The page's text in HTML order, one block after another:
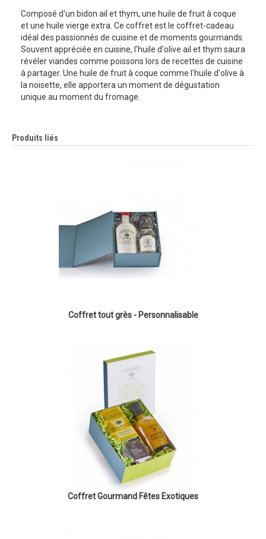
Composé d'un bidon ail et thym, une huile de fruit à coque
et une huile vierge extra. Ce coffret est le coffret-cadeau
idéal des passionnés de cuisine et de moments gourmands.
Souvent appréciée en cuisine, l'huile d'olive ail et thym saura
révéler viandes comme poissons lors de recettes de cuisine
à partager. Une huile de fruit à coque comme l'huile d'olive à
la noisette, elle apportera un moment de dégustation
unique au moment du fromage.
Produits liés
Coffret tout grès - Personnalisable
Coffret Gourmand Fêtes Exotiques